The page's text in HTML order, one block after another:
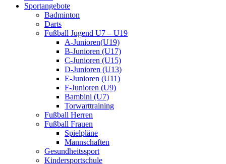
Sportangebote
Badminton
Darts
Fußball Jugend U7 – U19
A-Junioren(U19)
B-Junioren (U17)
C-Junioren (U15)
D-Junioren (U13)
E-Junioren (U11)
F-Junioren (U9)
Bambini (U7)
Torwarttraining
Fußball Herren
Fußball Frauen
Spielpläne
Mannschaften
Gesundheitssport
Kindersportschule